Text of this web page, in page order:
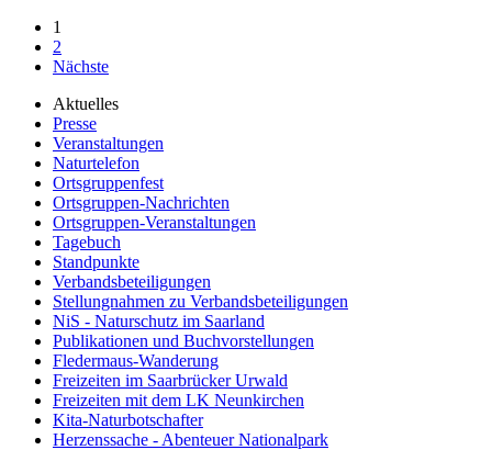
1
2
Nächste
Aktuelles
Presse
Veranstaltungen
Naturtelefon
Ortsgruppenfest
Ortsgruppen-Nachrichten
Ortsgruppen-Veranstaltungen
Tagebuch
Standpunkte
Verbandsbeteiligungen
Stellungnahmen zu Verbandsbeteiligungen
NiS - Naturschutz im Saarland
Publikationen und Buchvorstellungen
Fledermaus-Wanderung
Freizeiten im Saarbrücker Urwald
Freizeiten mit dem LK Neunkirchen
Kita-Naturbotschafter
Herzenssache - Abenteuer Nationalpark